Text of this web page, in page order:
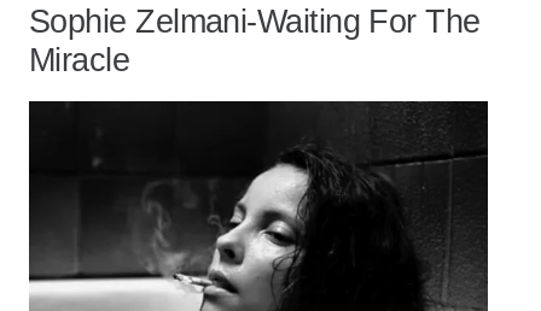
Sophie Zelmani-Waiting For The
Miracle